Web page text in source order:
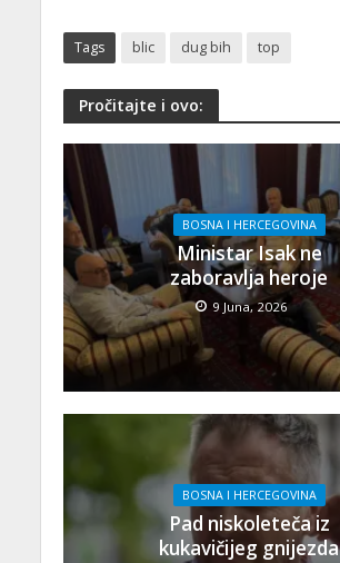
Tags blic dug bih top
Pročitajte i ovo:
BOSNA I HERCEGOVINA
Ministar Isak ne
zaboravlja heroje
9 Juna, 2026
BOSNA I HERCEGOVINA
Pad niskoleteča iz
kukavičijeg gnijezda